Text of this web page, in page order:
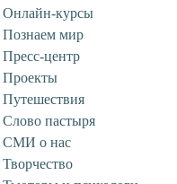
Онлайн-курсы
Познаем мир
Пресс-центр
Проекты
Путешествия
Слово пастыря
СМИ о нас
Творчество